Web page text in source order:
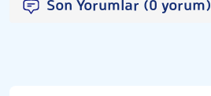
Son Yorumlar (0 yorum)